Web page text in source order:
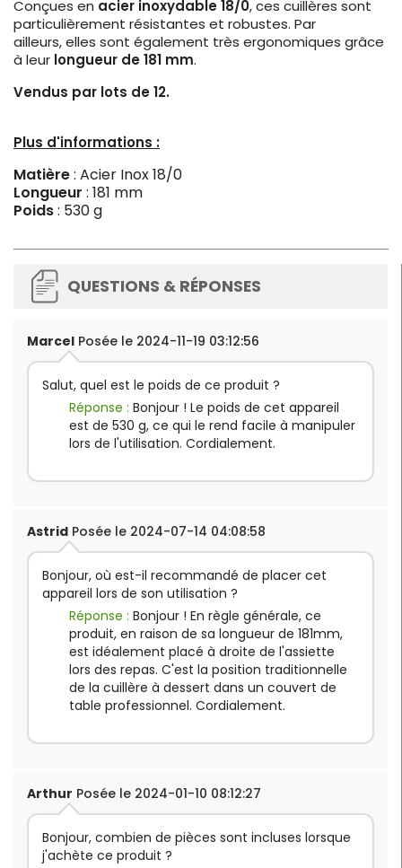
Conçues en acier inoxydable 18/0, ces cuillères sont
particulièrement résistantes et robustes. Par
ailleurs, elles sont également très ergonomiques grâce
à leur longueur de 181 mm.
Vendus par lots de 12.
Plus d'informations :
Matière: Acier Inox 18/0
Longueur : 181 mm
Poids: 530 g
QUESTIONS & RÉPONSES
Marcel Posée le 2024-11-19 03:12:56
Salut, quel est le poids de ce produit ?
Réponse : Bonjour ! Le poids de cet appareil
est de 530 g, ce qui le rend facile à manipuler
lors de l'utilisation. Cordialement.
Astrid Posée le 2024-07-14 04:08:58
Bonjour, où est-il recommandé de placer cet
appareil lors de son utilisation ?
Réponse : Bonjour ! En règle générale, ce
produit, en raison de sa longueur de 181mm,
est idéalement placé à droite de l'assiette
lors des repas. C'est la position traditionnelle
de la cuillère à dessert dans un couvert de
table professionnel. Cordialement.
Arthur Posée le 2024-01-10 08:12:27
Bonjour, combien de pièces sont incluses lorsque
j'achète ce produit ?